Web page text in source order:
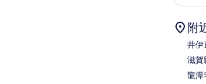
附
井伊
滋賀
龍潭